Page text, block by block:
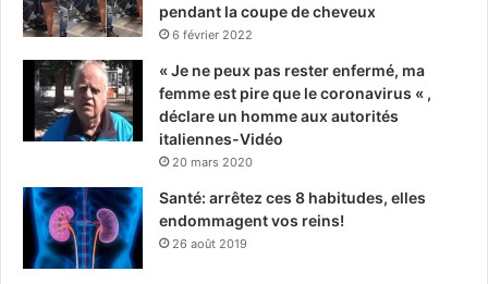
pendant la coupe de cheveux
6 février 2022
« Je ne peux pas rester enfermé, ma
femme est pire que le coronavirus « ,
déclare un homme aux autorités
italiennes-Vidéo
20 mars 2020
Santé: arrêtez ces 8 habitudes, elles
endommagent vos reins!
26 août 2019